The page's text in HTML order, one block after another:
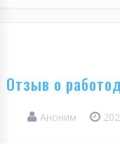
Отзыв о
Аноним